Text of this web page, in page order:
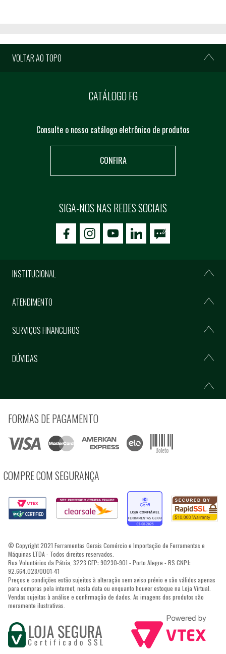
VOLTAR AO TOPO
CATÁLOGO FG
Consulte o nosso catálogo eletrônico de produtos
CONFIRA
SIGA-NOS NAS REDES SOCIAIS
icon-facebookicon-social02icon-social03
INSTITUCIONAL
ATENDIMENTO
SERVIÇOS FINANCEIROS
DÚVIDAS
FORMAS DE PAGAMENTO
COMPRE COM SEGURANÇA
© Copyright 2021 Ferramentas Gerais Comércio e Importação de Ferramentas e
Máquinas LTDA - Todos direitos reservados.
Rua Voluntários da Pátria, 3223 CEP: 90230-901 - Porto Alegre - RS CNPJ:
92.664.028/0001-41
Preços e condições estão sujeitos à alteração sem aviso prévio e são válidos apenas
para compras pela internet, nesta data ou enquanto houver estoque na Loja Virtual.
Vendas sujeitas à análise e confirmação de dados. As imagens dos produtos são
meramente ilustrativas.